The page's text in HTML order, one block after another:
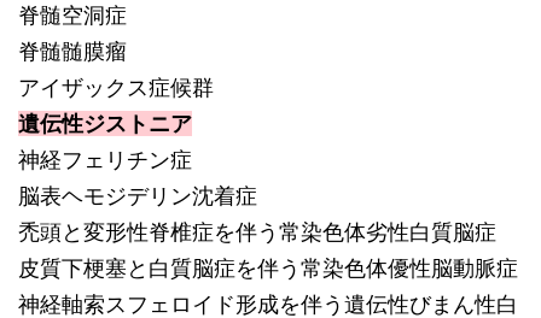
脊髄空洞症
脊髄髄膜瘤
アイザックス症候群
遺伝性ジストニア
神経フェリチン症
脳表ヘモジデリン沈着症
禿頭と変形性脊椎症を伴う常染色体劣性白質脳症
皮質下梗塞と白質脳症を伴う常染色体優性脳動脈症
神経軸索スフェロイド形成を伴う遺伝性びまん性白